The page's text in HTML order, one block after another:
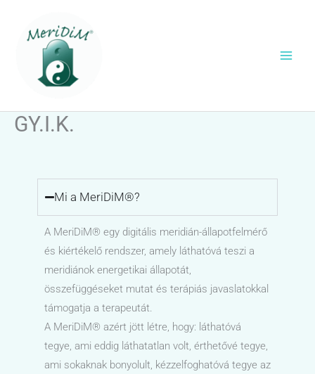
GY.I.K.
Mi a MeriDiM®?
A MeriDiM® egy digitális meridián-állapotfelmérő
és kiértékelő rendszer, amely láthatóvá teszi a
meridiánok energetikai állapotát,
összefüggéseket mutat és terápiás javaslatokkal
támogatja a terapeutát.
A MeriDiM® azért jött létre, hogy: láthatóvá
tegye, ami eddig láthatatlan volt, érthetővé tegye,
ami sokaknak bonyolult, kézzelfoghatóvá tegye az